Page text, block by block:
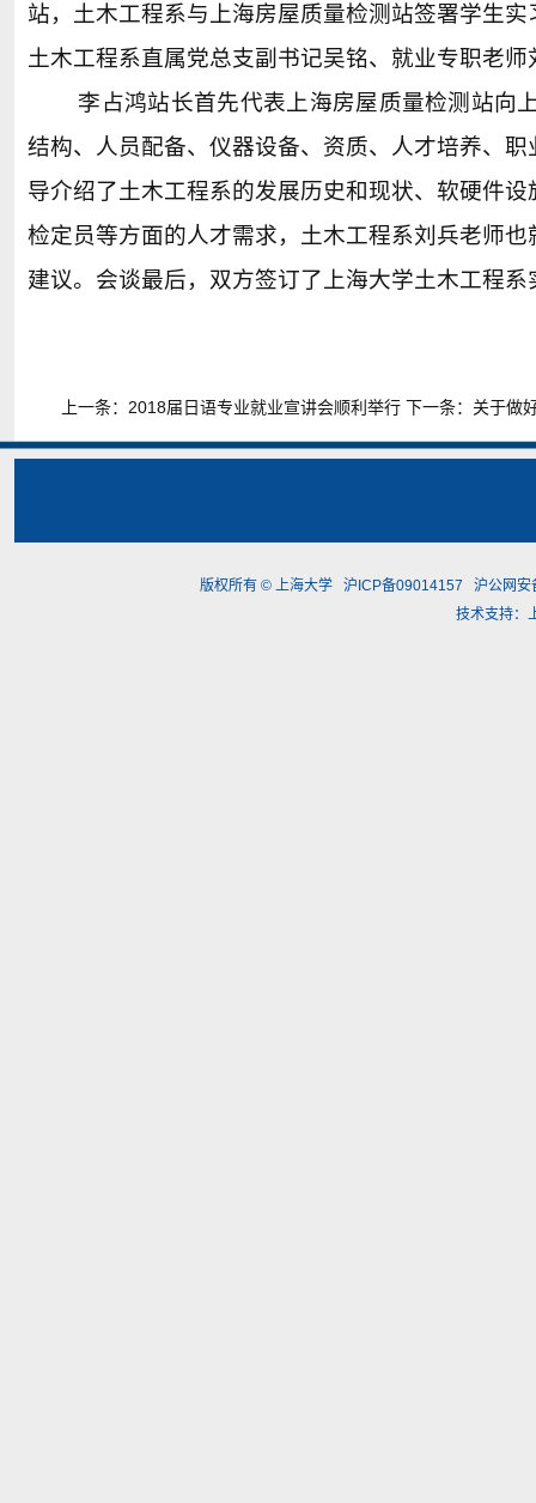
站，土木工程系与上海房屋质量检测站签署学生
土木工程系直属党总支副书记吴铭、就业专职老
李占鸿站长首先代表上海房屋质量检测站向
结构、人员配备、仪器设备、资质、人才培养、
导介绍了土木工程系的发展历史和现状、软硬件
检定员等方面的人才需求，土木工程系刘兵老师
建议。会谈最后，双方签订了上海大学土木工程
上一条： 2018届日语专业就业宣讲会顺利举行 下一条： 关于做
版权所有 © 上海大学 沪ICP备09014157
沪公网
技术支持：